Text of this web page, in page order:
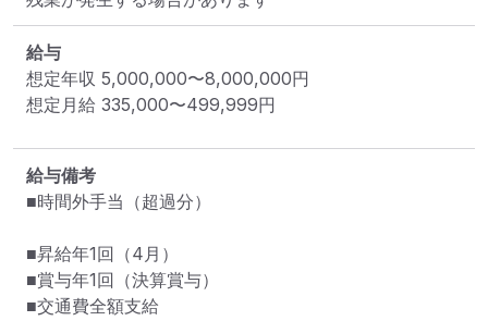
給与
想定年収 5,000,000〜8,000,000円
想定月給 335,000〜499,999円
給与備考
■時間外手当（超過分）
■昇給年1回（4月）
■賞与年1回（決算賞与）
■交通費全額支給